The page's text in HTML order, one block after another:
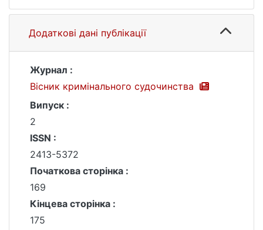
Додаткові дані публікації
Журнал :
Вісник кримінального судочинства
Випуск :
2
ISSN :
2413-5372
Початкова сторінка :
169
Кінцева сторінка :
175